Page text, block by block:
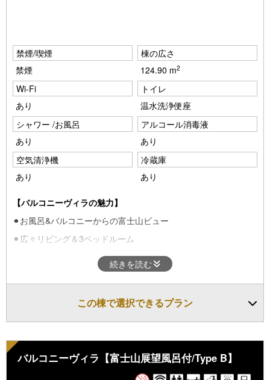
※ペット不可
※富士山の眺望は、お部屋の場所や角度により表情が異なりま
す。
※本ページに掲載の写真はイメージです。実際のお部屋とは家具
の仕様やレイアウトが異なる場合がございますので予めご了承く
ださい。
vi
o
u
s
xt
禁煙/喫煙
禁煙
棟の広さ
124.90 m2
Wi-Fi
あり
トイレ
温水洗浄便座
シャワー /お風呂
あり
アルコール消毒液
あり
空気清浄機
あり
冷蔵庫
あり
【バルコニーヴィラの魅力】
⚫︎お風呂&バルコニーからの富士山ビュー
⚫︎広々リビング＆3ベッドルーム
■アメニティ・ドリンク■
タオル・バスタオル・バスローブ・シャンプー・リンス・ボディ
ソープ
続きを読む
この棟で選択できるプラン
バルコニーヴィラ【富士山展望風呂付/Type B】